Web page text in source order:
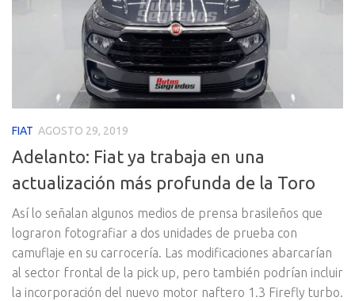
FIAT AGOSTO 29, 2019
Adelanto: Fiat ya trabaja en una
actualización más profunda de la Toro
Así lo señalan algunos medios de prensa brasileños que
lograron fotografiar a dos unidades de prueba con
camuflaje en su carrocería. Las modificaciones abarcarían
al sector frontal de la pick up, pero también podrían incluir
la incorporación del nuevo motor naftero 1.3 Firefly turbo.